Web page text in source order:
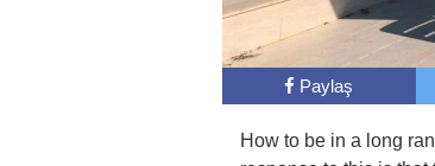
Paylaş
How to be in a long